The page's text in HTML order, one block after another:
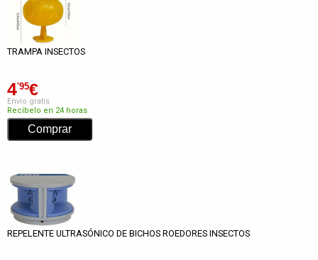
TRAMPA INSECTOS
4'95€
Envío gratis
Recíbelo en 24 horas
REPELENTE ULTRASÓNICO DE BICHOS ROEDORES INSECTOS